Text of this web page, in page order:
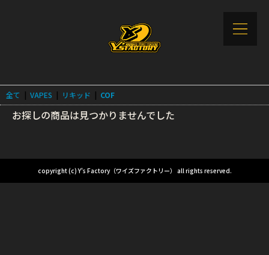
全て | VAPES | リキッド | COF
お探しの商品は見つかりませんでした
copyright (c) Y's Factory（ワイズファクトリー） all rights reserved.